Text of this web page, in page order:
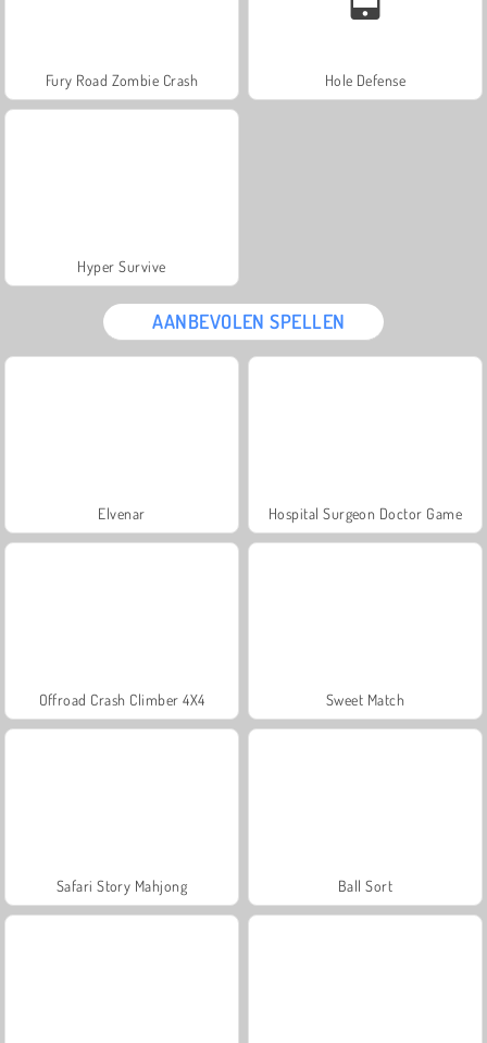
Fury Road Zombie Crash Hole Defense
Hyper Survive
AANBEVOLEN SPELLEN
Elvenar Hospital Surgeon Doctor Game
Offroad Crash Climber 4X4 Sweet Match
Safari Story Mahjong Ball Sort